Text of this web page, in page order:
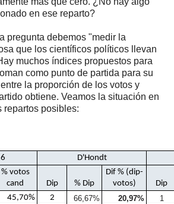
en ese reparto?
pregunta debemos "medir la
que los científicos políticos llevan
muchos índices propuestos para
como punto de partida para su
la proporción de los votos y
obtiene. Veamos la situación en
repartos posibles:
D'Hondt
% votos
cand
Dip % Dip
Dif % (dip-
votos)
Dip
45,70% 2 66,67% 20,97%
1